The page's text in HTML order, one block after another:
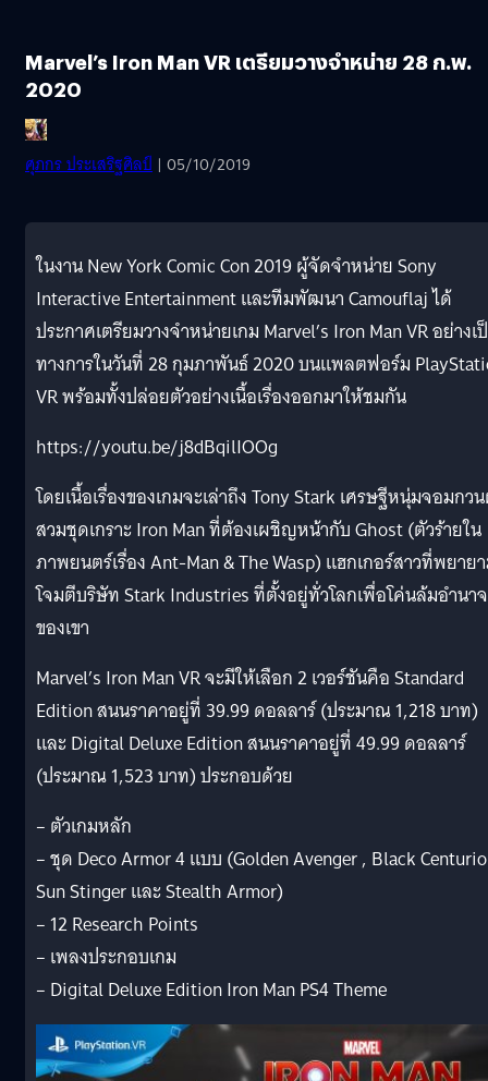
Marvel’s Iron Man VR เตรียมวางจำหน่าย 28 ก.พ.
2020
ศุภกร ประเสริฐศิลป์ | 05/10/2019
ในงาน New York Comic Con 2019 ผู้จัดจำหน่าย Sony
Interactive Entertainment และทีมพัฒนา Camouflaj ได้
ประกาศเตรียมวางจำหน่ายเกม Marvel’s Iron Man VR อย่างเ
ทางการในวันที่ 28 กุมภาพันธ์ 2020 บนแพลตฟอร์ม
VR พร้อมทั้งปล่อยตัวอย่างเนื้อเรื่องออกมาให้ชมกัน
https://youtu.be/j8dBqilIOOg
โดยเนื้อเรื่องของเกมจะเล่าถึง Tony Stark เศรษฐีหนุ่มจอมกว
สวมชุดเกราะ Iron Man ที่ต้องเผชิญหน้ากับ Ghost (ตัวร้ายใน
ภาพยนตร์เรื่อง Ant-Man & The Wasp) แฮกเกอร์สาวที่พยาย
โจมตีบริษัท Stark Industries ที่ตั้งอยู่ทั่วโลกเพื่อโค่นล้มอำนาจ
ของเขา
Marvel’s Iron Man VR จะมีให้เลือก 2 เวอร์ชันคือ Standard
Edition สนนราคาอยู่ที่ 39.99 ดอลลาร์ (ประมาณ 1,218 บาท)
และ Digital Deluxe Edition สนนราคาอยู่ที่ 49.99 ดอลลาร์
(ประมาณ 1,523 บาท) ประกอบด้วย
– ตัวเกมหลัก
– ชุด Deco Armor 4 แบบ (Golden Avenger , Black
Sun Stinger และ Stealth Armor)
– 12 Research Points
– เพลงประกอบเกม
– Digital Deluxe Edition Iron Man PS4 Theme